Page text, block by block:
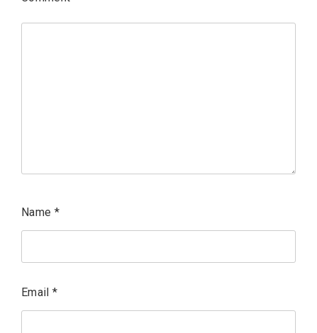
Name *
Email *